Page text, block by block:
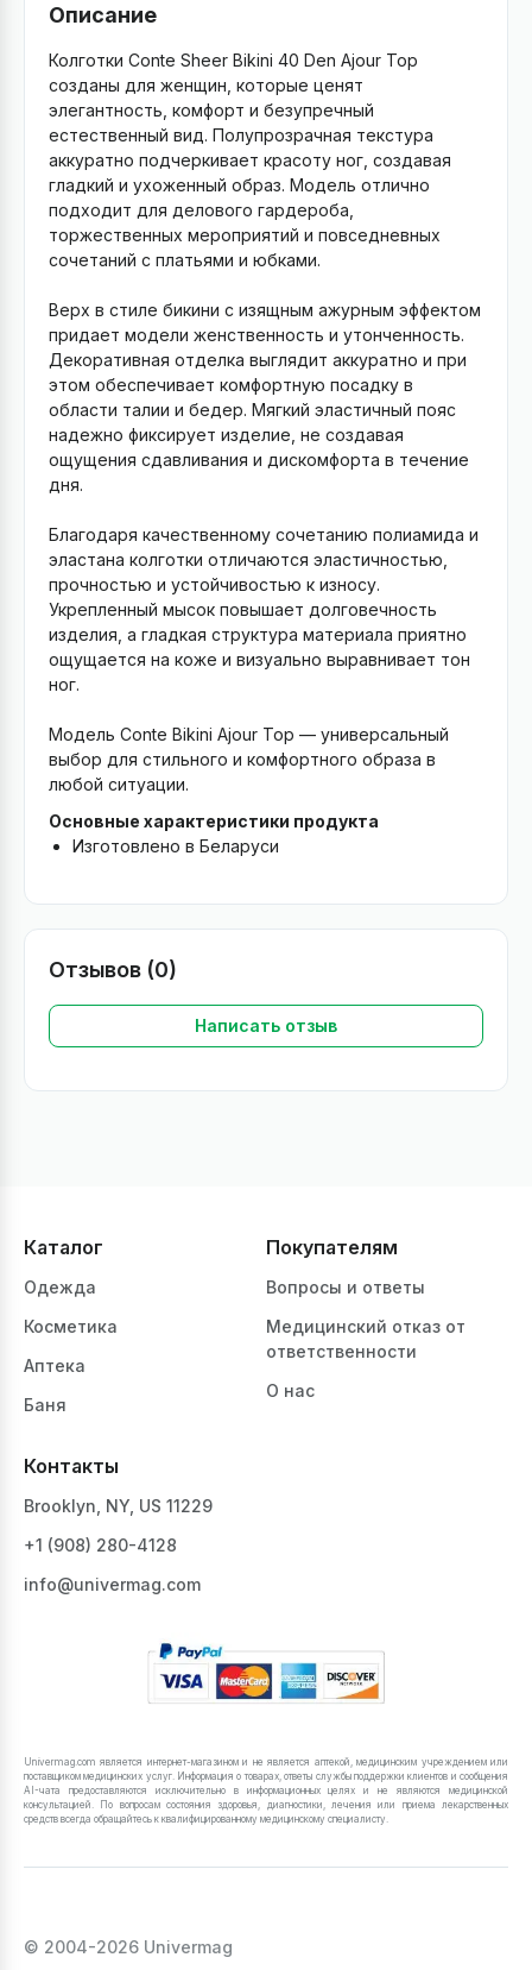
Описание
Колготки Conte Sheer Bikini 40 Den Ajour Top
созданы для женщин, которые ценят
элегантность, комфорт и безупречный
естественный вид. Полупрозрачная текстура
аккуратно подчеркивает красоту ног, создавая
гладкий и ухоженный образ. Модель отлично
подходит для делового гардероба,
торжественных мероприятий и повседневных
сочетаний с платьями и юбками.
Верх в стиле бикини с изящным ажурным эффектом
придает модели женственность и утонченность.
Декоративная отделка выглядит аккуратно и при
этом обеспечивает комфортную посадку в
области талии и бедер. Мягкий эластичный пояс
надежно фиксирует изделие, не создавая
ощущения сдавливания и дискомфорта в течение
дня.
Благодаря качественному сочетанию полиамида и
эластана колготки отличаются эластичностью,
прочностью и устойчивостью к износу.
Укрепленный мысок повышает долговечность
изделия, а гладкая структура материала приятно
ощущается на коже и визуально выравнивает тон
ног.
Модель Conte Bikini Ajour Top — универсальный
выбор для стильного и комфортного образа в
любой ситуации.
Основные характеристики продукта
Изготовлено в Беларуси
Отзывов (0)
Написать отзыв
Каталог
Одежда
Косметика
Аптека
Баня
Покупателям
Вопросы и ответы
Медицинский отказ от
ответственности
О нас
Контакты
Brooklyn, NY, US 11229
+1 ‪(908) 280-4128‬
info@univermag.com
Univermag.com является интернет-магазином и не является аптекой, медицинским учреждением или
поставщиком медицинских услуг. Информация о товарах, ответы службы поддержки клиентов и сообщения
AI-чата предоставляются исключительно в информационных целях и не являются медицинской
консультацией. По вопросам состояния здоровья, диагностики, лечения или приема лекарственных
средств всегда обращайтесь к квалифицированному медицинскому специалисту.
© 2004-2026 Univermag